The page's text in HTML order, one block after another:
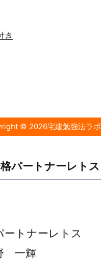
き
© 2026宅建勉強法ラボ
パートナーレトス
ートナーレトス
一輝